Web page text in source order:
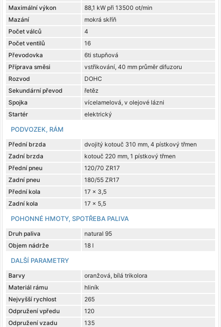
Maximální výkon
88,1 kW při 13500 ot/min
Mazání
mokrá skříň
Počet válců
4
Počet ventilů
16
Převodovka
6ti stupňová
Příprava směsi
vstřikování, 40 mm průměr difuzoru
Rozvod
DOHC
Sekundární převod
řetěz
Spojka
vícelamelová, v olejové lázni
Startér
elektrický
PODVOZEK, RÁM
Přední brzda
dvojitý kotouč 310 mm, 4 pístkový třmen
Zadní brzda
kotouč 220 mm, 1 pístkový třmen
Přední pneu
120/70 ZR17
Zadní pneu
180/55 ZR17
Přední kola
17 x 3,5
Zadní kola
17 x 5,5
POHONNÉ HMOTY, SPOTŘEBA PALIVA
Druh paliva
natural 95
Objem nádrže
18 l
DALŠÍ PARAMETRY
Barvy
oranžová, bílá trikolora
Materiál rámu
hliník
Nejvyšší rychlost
265
Odpružení vpředu
120
Odpružení vzadu
135